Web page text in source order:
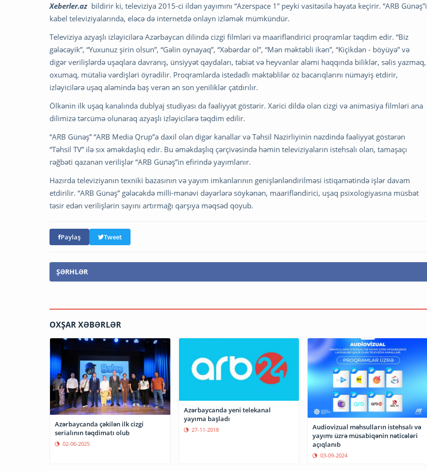
Xeberler.az bildirir ki, televiziya 2015-ci ildən yayımını “Azerspace 1” peyki vasitəsilə həyata keçirir. “ARB Günəş”i
kabel televiziyalarında, eləcə də internetdə onlayn izləmək mümkündür.
Televiziya azyaşlı izləyicilərə Azərbaycan dilində cizgi filmləri və maarifləndirici proqramlar təqdim edir. “Biz
gələcəyik”, “Yuxunuz şirin olsun”, “Gəlin oynayaq”, “Xəbərdar ol”, “Mən məktəbli ikən”, “Kiçikdən - böyüyə” və
digər verilişlərdə uşaqlara davranış, ünsiyyət qaydaları, təbiət və heyvanlar aləmi haqqında biliklər, səlis yazmaq,
oxumaq, mütaliə vərdişləri öyrədilir. Proqramlarda istedadlı məktəblilər öz bacarıqlarını nümayiş etdirir,
izləyicilərə uşaq aləmində baş verən ən son yeniliklər çatdırılır.
Ölkənin ilk uşaq kanalında dublyaj studiyası da fəaliyyət göstərir. Xarici dildə olan cizgi və animasiya filmləri ana
dilimizə tərcümə olunaraq azyaşlı izləyicilərə təqdim edilir.
“ARB Günəş” “ARB Media Qrup”a daxil olan digər kanallar və Təhsil Nazirliyinin nəzdində fəaliyyət göstərən
“Təhsil TV” ilə sıx əməkdaşlıq edir. Bu əməkdaşlıq çərçivəsində həmin televiziyaların istehsalı olan, tamaşaçı
rəğbəti qazanan verilişlər “ARB Günəş”in efirində yayımlanır.
Hazırda televiziyanın texniki bazasının və yayım imkanlarının genişlənləndirilməsi istiqamətində işlər davam
etdirilir. “ARB Günəş” gələcəkdə milli-mənəvi dəyərlərə söykənən, maarifləndirici, uşaq psixologiyasına müsbət
təsir edən verilişlərin sayını artırmağı qarşıya məqsəd qoyub.
Paylaş Tweet
ŞƏRHLƏR
OXŞAR XƏBƏRLƏR
Azərbaycanda çəkilən ilk cizgi
serialının təqdimatı olub
02-06-2025
Azərbaycanda yeni telekanal
yayıma başladı
27-11-2018
Audiovizual məhsulların istehsalı və
yayımı üzrə müsabiqənin nəticələri
açıqlanıb
03-09-2024